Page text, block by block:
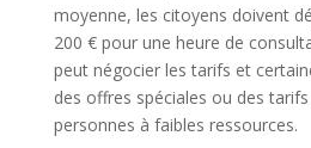
moyenne, les citoyens doivent
200 € pour une heure de
peut négocier les tarifs et
des offres spéciales ou des
personnes à faibles ressources.